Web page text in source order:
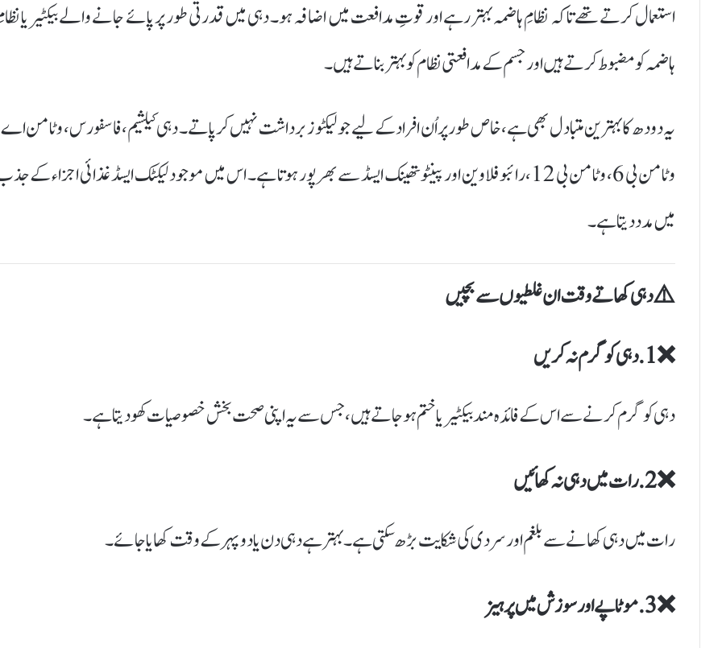
استعمال کرتے تھے تاکہ نظامِ ہاضمہ بہتر رہے اور قوتِ مدافعت میں اضافہ ہو۔ دہی میں قدرتی طور پر پائے جانے والے بیکٹیریا
ہاضمہ کو مضبوط کرتے ہیں اور جسم کے مدافعتی نظام کو بہتر بناتے ہیں۔
یہ دودھ کا بہترین متبادل بھی ہے، خاص طور پر اُن افراد کے لیے جو لیکٹوز برداشت نہیں کر پاتے۔ دہی کیلشیم، فاسفورس، وٹامن
وٹامن بی 6، وٹامن بی 12، رائبوفلاوین اور پینٹوتھینک ایسڈ سے بھرپور ہوتا ہے۔ اس میں موجود لیکٹک ایسڈ غذائی اجزاء کے
میں مدد دیتا ہے۔
⚠️ دہی کھاتے وقت ان غلطیوں سے بچیں
❌ 1. دہی کو گرم نہ کریں
دہی کو گرم کرنے سے اس کے فائدہ مند بیکٹیریا ختم ہو جاتے ہیں، جس سے یہ اپنی صحت بخش خصوصیات کھو دیتا ہے۔
❌ 2. رات میں دہی نہ کھائیں
رات میں دہی کھانے سے بلغم اور سردی کی شکایت بڑھ سکتی ہے۔ بہتر ہے دہی دن یا دوپہر کے وقت کھایا جائے۔
❌ 3. موٹاپے اور سوزش میں پرہیز